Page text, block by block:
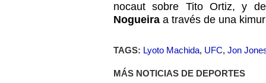
nocaut sobre Tito Ortiz, y de
Nogueira a través de una
TAGS: Lyoto Machida, UFC, Jon
MÁS NOTICIAS DE DEPORTES